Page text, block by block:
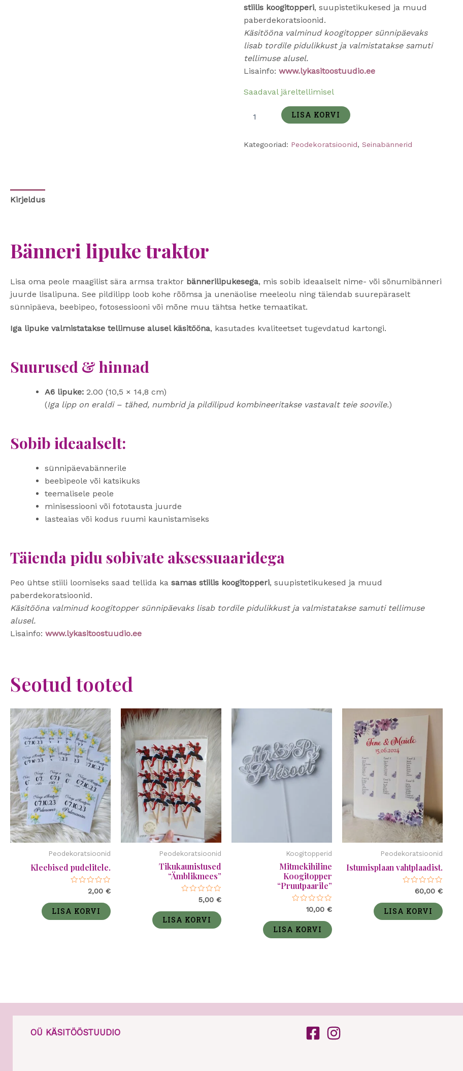
stiilis koogitopperi, suupistetikukesed ja muud
paberdekoratsioonid.
Käsitööna valminud koogitopper sünnipäevaks
lisab tordile pidulikkust ja valmistatakse samuti
tellimuse alusel.
Lisainfo: www.lykasitoostuudio.ee
Saadaval järeltellimisel
LISA KORVI
Kategooriad: Peodekoratsioonid, Seinabännerid
Kirjeldus
Bänneri lipuke traktor
Lisa oma peole maagilist sära armsa traktor bännerilipukesega, mis sobib ideaalselt nime- või sõnumibänneri
juurde lisalipuna. See pildilipp loob kohe rõõmsa ja unenäolise meeleolu ning täiendab suurepäraselt
sünnipäeva, beebipeo, fotosessiooni või mõne muu tähtsa hetke temaatikat.
Iga lipuke valmistatakse tellimuse alusel käsitööna, kasutades kvaliteetset tugevdatud kartongi.
Suurused & hinnad
A6 lipuke: 2.00 (10,5 × 14,8 cm)
(Iga lipp on eraldi – tähed, numbrid ja pildilipud kombineeritakse vastavalt teie soovile.)
Sobib ideaalselt:
sünnipäevabännerile
beebipeole või katsikuks
teemalisele peole
minisessiooni või fototausta juurde
lasteaias või kodus ruumi kaunistamiseks
Täienda pidu sobivate aksessuaaridega
Peo ühtse stiili loomiseks saad tellida ka samas stiilis koogitopperi, suupistetikukesed ja muud
paberdekoratsioonid.
Käsitööna valminud koogitopper sünnipäevaks lisab tordile pidulikkust ja valmistatakse samuti tellimuse
alusel.
Lisainfo: www.lykasitoostuudio.ee
Seotud tooted
Peodekoratsioonid
Kleebised pudelitele.
Hinnanguga
/
5
2,00 €
LISA KORVI
Peodekoratsioonid
Tikukaunistused
“Ämblikmees”
Hinnanguga
/
5
5,00 €
LISA KORVI
Koogitopperid
Mitmekihiline
Koogitopper
“Pruutpaarile”
Hinnanguga
/
5
10,00 €
LISA KORVI
Peodekoratsioonid
Istumisplaan vahtplaadist.
Hinnanguga
/
5
60,00 €
LISA KORVI
OÜ KÄSITÖÖSTUUDIO